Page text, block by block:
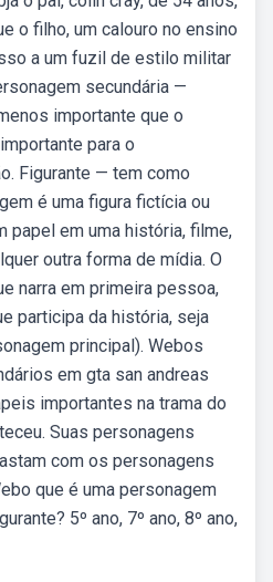
o filho, um calouro no ensino
a um fuzil de estilo militar
secundária —
importante que o
para o
Figurante — tem como
é uma figura fictícia ou
papel em uma história, filme,
outra forma de mídia. O
narra em primeira pessoa,
participa da história, seja
principal). Webos
em gta san andreas
importantes na trama do
Suas personagens
com os personagens
que é uma personagem
5º ano, 7º ano, 8º ano,